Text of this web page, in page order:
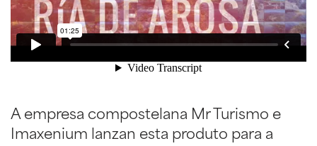
A empresa compostelana Mr Turismo e
Imaxenium lanzan esta produto para a